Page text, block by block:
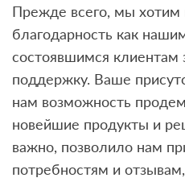
Прежде всего, мы хотим
благодарность как
состоявшимся клиентам
поддержку. Ваше
нам возможность
новейшие продукты и
важно, позволило нам
потребностям и